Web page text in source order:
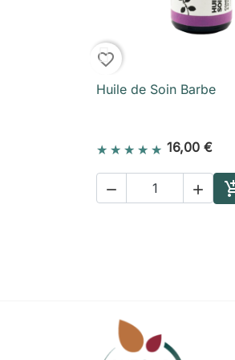
favorite_border
 Aperçu
Huile de Soin Barbe
16,00 €
 